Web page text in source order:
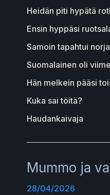
Heidän piti hypätä
Ensin hyppäsi
Samoin tapahtui
Suomalainen oli
Hän melkein pääsi
Kuka sai töitä?
Haudankaivaja
Mummo ja
28/04/2026